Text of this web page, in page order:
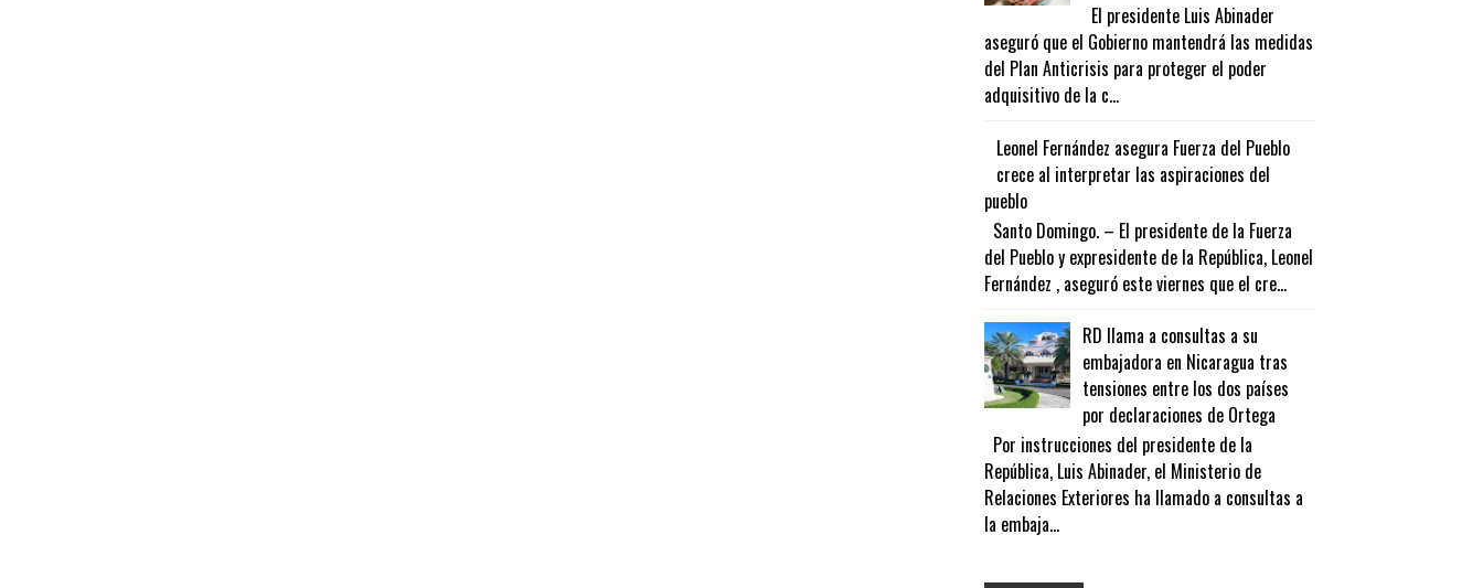
El presidente Luis Abinader
aseguró que el Gobierno mantendrá las medidas
del Plan Anticrisis para proteger el poder
adquisitivo de la c...
Leonel Fernández asegura Fuerza del Pueblo
crece al interpretar las aspiraciones del
pueblo
Santo Domingo. – El presidente de la Fuerza
del Pueblo y expresidente de la República, Leonel
Fernández , aseguró este viernes que el cre...
RD llama a consultas a su
embajadora en Nicaragua tras
tensiones entre los dos países
por declaraciones de Ortega
Por instrucciones del presidente de la
República, Luis Abinader, el Ministerio de
Relaciones Exteriores ha llamado a consultas a
la embaja...